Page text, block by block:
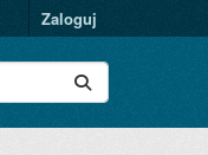
Zaloguj